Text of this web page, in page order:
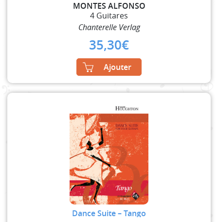
MONTES ALFONSO
4 Guitares
Chanterelle Verlag
35,30€
Ajouter
Dance Suite – Tango